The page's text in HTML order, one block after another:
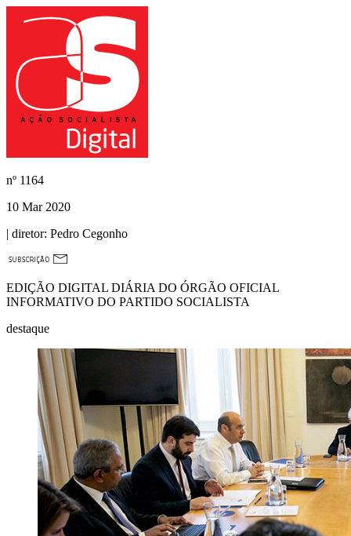
nº 1164
10 Mar 2020
| diretor: Pedro Cegonho
EDIÇÃO DIGITAL DIÁRIA DO ÓRGÃO OFICIAL
INFORMATIVO DO PARTIDO SOCIALISTA
destaque